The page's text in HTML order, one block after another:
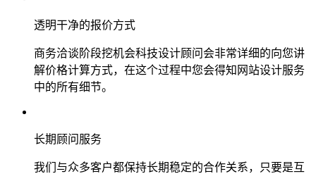
透明干净的报价方式
商务洽谈阶段挖机会科技设计顾问会非常详细的向您讲
解价格计算方式，在这个过程中您会得知网站设计服务
中的所有细节。
长期顾问服务
我们与众多客户都保持长期稳定的合作关系，只要是互